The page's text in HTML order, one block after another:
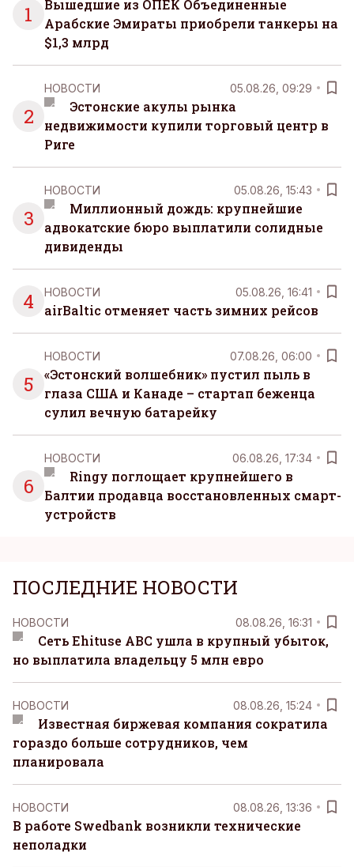
1
Вышедшие из ОПЕК Объединенные
Арабские Эмираты приобрели танкеры на
$1,3 млрд
2
НОВОСТИ 05.08.26, 09:29
Эстонские акулы рынка
недвижимости купили торговый центр в
Риге
3
НОВОСТИ 05.08.26, 15:43
Миллионный дождь: крупнейшие
адвокатские бюро выплатили солидные
дивиденды
4 НОВОСТИ 05.08.26, 16:41
airBaltic отменяет часть зимних рейсов
5
НОВОСТИ 07.08.26, 06:00
«Эстонский волшебник» пустил пыль в
глаза США и Канаде – стартап беженца
сулил вечную батарейку
6
НОВОСТИ 06.08.26, 17:34
Ringy поглощает крупнейшего в
Балтии продавца восстановленных смарт-
устройств
ПОСЛЕДНИЕ НОВОСТИ
НОВОСТИ 08.08.26, 16:31
Сеть Ehituse ABC ушла в крупный убыток,
но выплатила владельцу 5 млн евро
НОВОСТИ 08.08.26, 15:24
Известная биржевая компания сократила
гораздо больше сотрудников, чем
планировала
НОВОСТИ 08.08.26, 13:36
В работе Swedbank возникли технические
неполадки